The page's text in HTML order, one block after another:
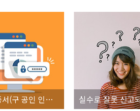
공동 인증서(구 공인 인증서) 발급 방법